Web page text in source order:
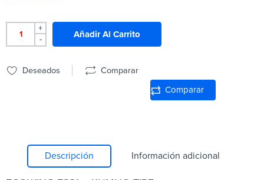
+
-
Añadir Al Carrito
Deseados Comparar
Comparar
Descripción Información adicional